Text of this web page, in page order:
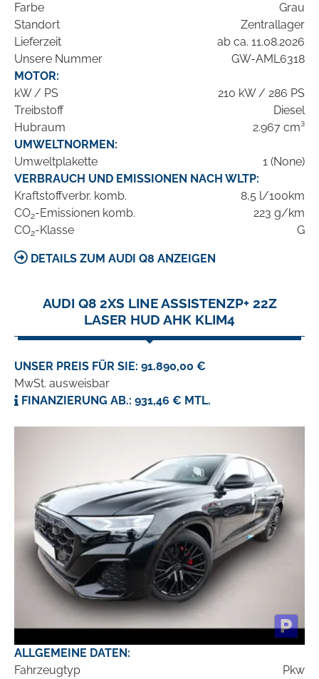
Farbe
Grau
Standort
Zentrallager
Lieferzeit
ab ca. 11.08.2026
Unsere Nummer
GW-AML6318
MOTOR:
kW / PS
210 kW / 286 PS
Treibstoff
Diesel
Hubraum
2.967 cm³
UMWELTNORMEN:
Umweltplakette
1 (None)
VERBRAUCH UND EMISSIONEN NACH WLTP:
Kraftstoffverbr. komb.
8,5 l/100km
CO2-Emissionen komb.
223 g/km
CO2-Klasse G
DETAILS ZUM AUDI Q8 ANZEIGEN
AUDI Q8 2XS LINE ASSISTENZP+ 22Z
LASER HUD AHK KLIM4
UNSER PREIS FÜR SIE: 91.890,00 €
MwSt. ausweisbar
FINANZIERUNG AB.: 931,46 € MTL.
ALLGEMEINE DATEN:
Fahrzeugtyp
Pkw